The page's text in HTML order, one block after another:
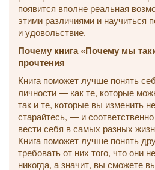
появится вполне реальная
этими различиями и научиться
и удовольствие.
Почему книга «Почему мы
прочтения
Книга поможет лучше понять
личности — как те, которые
так и те, которые вы изменить
старайтесь, — и
вести себя в самых разных
Книга поможет лучше понять
требовать от них того, что они
никогда, а значит, вы сможете